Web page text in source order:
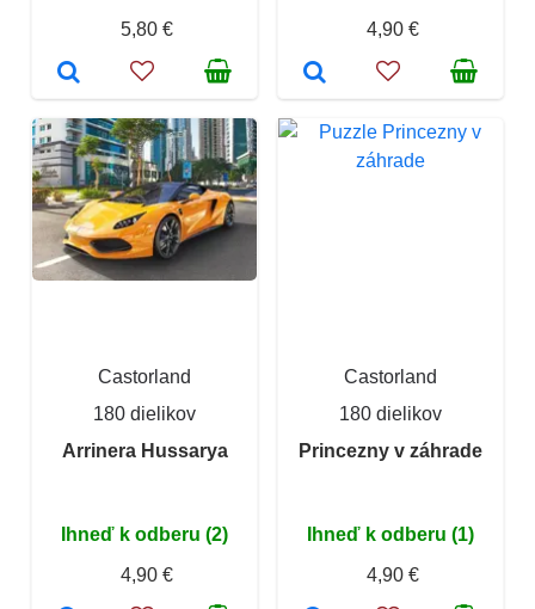
5,80 €
4,90 €
Castorland
180 dielikov
Arrinera Hussarya
Ihneď k odberu (2)
4,90 €
Castorland
180 dielikov
Princezny v záhrade
Ihneď k odberu (1)
4,90 €